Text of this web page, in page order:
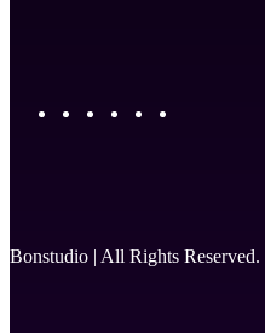
Bonstudio | All Rights Reserved.